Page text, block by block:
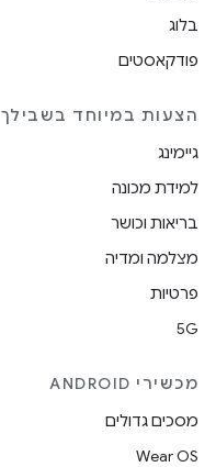
בלוג
פודקאסטים
הצעות במיוחד בשבילך
גיימינג
למידת מכונה
בריאות וכושר
מצלמה ומדיה
פרטיות
5G
מכשירי ANDROID
מסכים גדולים
Wear OS